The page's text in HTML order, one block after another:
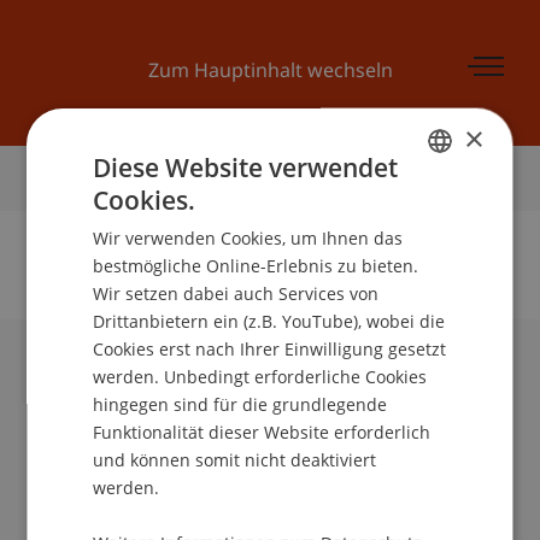
Zum Hauptinhalt wechseln
Startseite
Keine Daten zu dieser Person gefunden
Universität Liechtenstein
Fürst-Franz-Josef-Strasse
9490 Vaduz
Liechtenstein
info@uni.li
×
Diese Website verwendet
Cookies.
Wir verwenden Cookies, um Ihnen das
bestmögliche Online-Erlebnis zu bieten.
Wir setzen dabei auch Services von
Drittanbietern ein (z.B. YouTube), wobei die
Cookies erst nach Ihrer Einwilligung gesetzt
werden. Unbedingt erforderliche Cookies
hingegen sind für die grundlegende
Funktionalität dieser Website erforderlich
und können somit nicht deaktiviert
werden.